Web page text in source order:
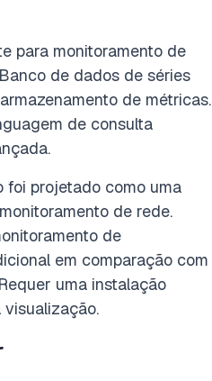
para monitoramento de
de dados de séries
de métricas.
de consulta
foi projetado como uma
de rede.
de
em comparação com
uma instalação